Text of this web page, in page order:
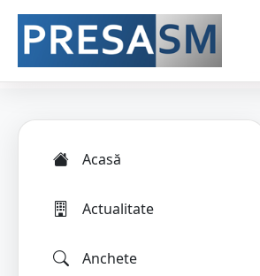
Acasă
Actualitate
Anchete